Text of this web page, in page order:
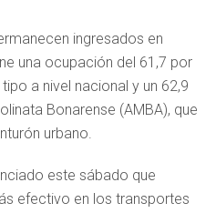
ingresados en
una ocupación del 61,7 por
a nivel nacional y un 62,9
Bonarense (AMBA), que
urbano.
este sábado que
efectivo en los transportes